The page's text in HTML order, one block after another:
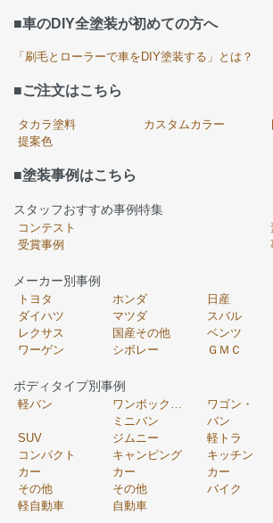
■車のDIY全塗装が初めての方へ
「刷毛とローラーで車をDIY塗装する」とは？
■ご注文はこちら
タカラ塗料
提案色
カスタムカラー
■塗装事例はこちら
スタッフおすすめ事例特集
コンテスト
受賞事例
メーカー別事例
トヨタ ホンダ 日産
ダイハツ
マツダ スバル
レクサス
国産その他 ベンツ
ワーゲン
シボレー ＧＭＣ
ボディタイプ別事例
軽バン
ミニバン
ワゴン・
バン
SUV
ジムニー 軽トラ
コンパクト
カー
キャンピング
カー
キッチン
カー
その他
軽自動車
その他
自動車
バイク